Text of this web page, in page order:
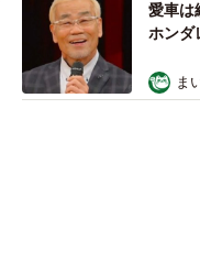
愛車は
ホン
か欲
所漫才
ま